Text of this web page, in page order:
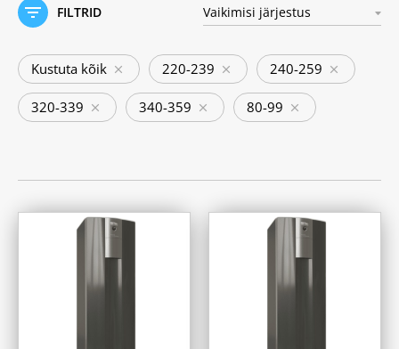
FILTRID
Kustuta kõik 220-239 240-259
320-339 340-359 80-99